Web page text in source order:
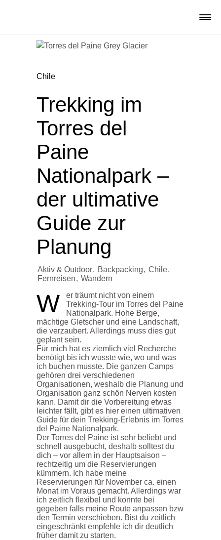
Chile
Trekking im
Torres del
Paine
Nationalpark –
der ultimative
Guide zur
Planung
Aktiv & Outdoor, Backpacking, Chile,
Fernreisen, Wandern
W
er träumt nicht von einem
Trekking-Tour im Torres del Paine
Nationalpark. Hohe Berge,
mächtige Gletscher und eine Landschaft,
die verzaubert. Allerdings muss dies gut
geplant sein.
Für mich hat es ziemlich viel Recherche
benötigt bis ich wusste wie, wo und was
ich buchen musste. Die ganzen Camps
gehören drei verschiedenen
Organisationen, weshalb die Planung und
Organisation ganz schön Nerven kosten
kann. Damit dir die Vorbereitung etwas
leichter fällt, gibt es hier einen ultimativen
Guide für dein Trekking-Erlebnis im Torres
del Paine Nationalpark.
Der Torres del Paine ist sehr beliebt und
schnell ausgebucht, deshalb solltest du
dich – vor allem in der Hauptsaison –
rechtzeitig um die Reservierungen
kümmern. Ich habe meine
Reservierungen für November ca. einen
Monat im Voraus gemacht. Allerdings war
ich zeitlich flexibel und konnte bei
gegeben falls meine Route anpassen bzw
den Termin verschieben. Bist du zeitlich
eingeschränkt empfehle ich dir deutlich
früher damit zu starten.